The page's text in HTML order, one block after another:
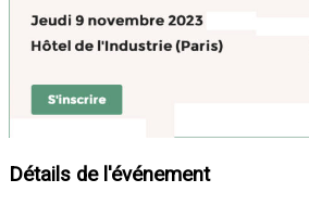
Détails de l'événement